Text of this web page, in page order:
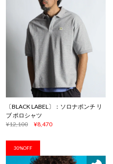
〔BLACK LABEL〕：ソロナポンチ リ
ブ ポロシャツ
¥12,100
¥8,470
30%OFF